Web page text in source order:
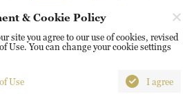
All Rights Reserved. 16A
China. 100040
& Cookie Policy
site you agree to our use of cookies, revised
Use. You can change your cookie settings
Use I agree